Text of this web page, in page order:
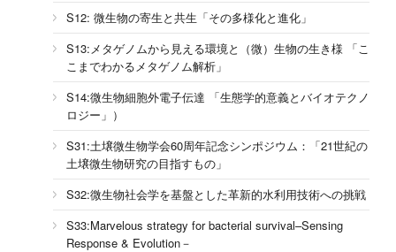
S12: 微生物の寄生と共生「その多様化と進化」
S13:メタゲノムから見える環境と（微）生物の生き様 「こ
こまでわかるメタゲノム解析」
S14:微生物細胞外電子伝達 「生態学的意義とバイオテクノ
ロジー」）
S31:土壌微生物学会60周年記念シンポジウム：「21世紀の
土壌微生物研究の目指すもの」
S32:微生物社会学を基盤とした革新的水利用技術への挑戦
S33:Marvelous strategy for bacterial survival–Sensing
Response & Evolution－